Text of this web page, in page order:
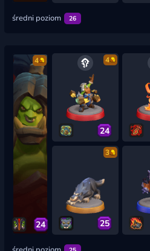
średni poziom 26
4
24
4
24
3
25